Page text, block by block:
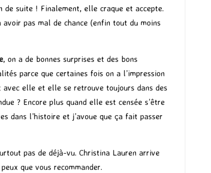
de suite ! Finalement, elle craque et accepte.
pas mal de chance (enfin tout du moins
, on a de bonnes surprises et des bons
parce que certaines fois on a l’impression
avec elle et elle se retrouve toujours dans des
? Encore plus quand elle est censée s’être
dans l’histoire et j’avoue que ça fait passer
pas de déjà-vu. Christina Lauren arrive
que vous recommander.